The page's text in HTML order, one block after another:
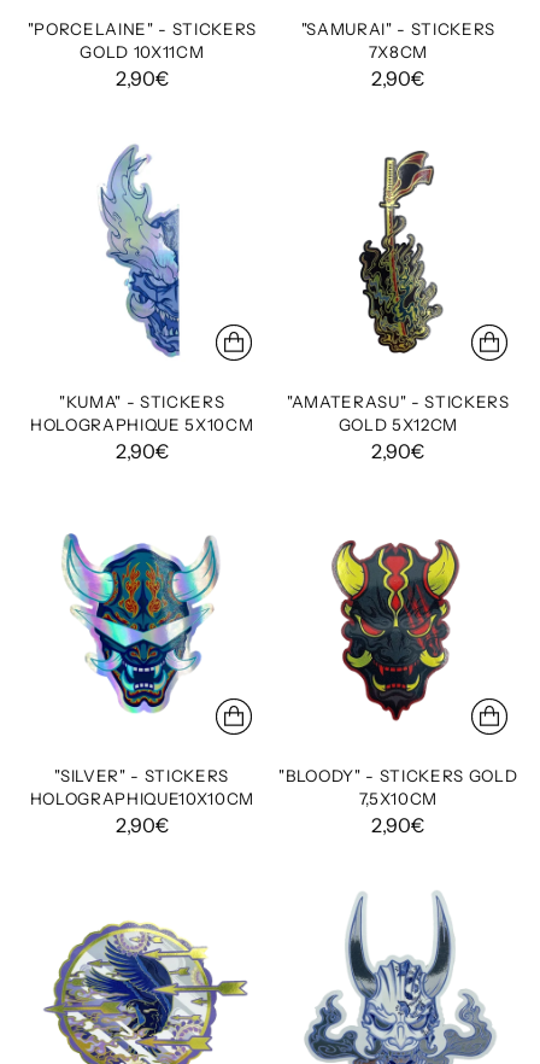
"PORCELAINE" - STICKERS
GOLD 10X11CM
2,90€
"SAMURAI" - STICKERS
7X8CM
2,90€
"KUMA" - STICKERS
HOLOGRAPHIQUE 5X10CM
2,90€
"AMATERASU" - STICKERS
GOLD 5X12CM
2,90€
"SILVER" - STICKERS
HOLOGRAPHIQUE10X10CM
2,90€
"BLOODY" - STICKERS GOLD
7,5X10CM
2,90€